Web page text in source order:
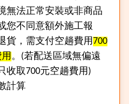
無法正常安裝或非商品
您不同意額外施工報
貨，需支付空趟費用700
。 (若配送區域無偏遠
收取700元空趟費用 )
計算